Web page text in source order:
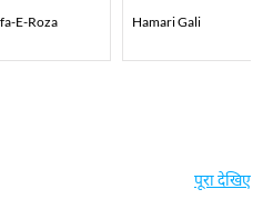
E-Roza Hamari Gali
पूरा देखिए